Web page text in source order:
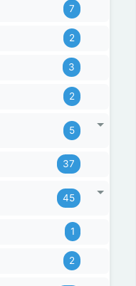
7
2
3
2
5
37
45
1
2